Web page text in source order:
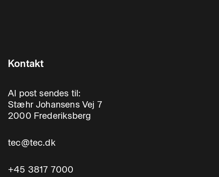
Kontakt
Al post sendes til:
Stæhr Johansens Vej 7
2000 Frederiksberg
tec@tec.dk
+45 3817 7000